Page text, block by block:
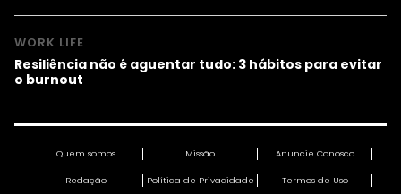
WORK LIFE
Resiliência não é aguentar tudo: 3 hábitos para evitar
o burnout
Quem somos Missão Anuncie Conosco
Redação Política de Privacidade Termos de Uso